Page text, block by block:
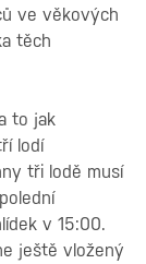
ve věkových
těch
to jak
lodí
tři lodě musí
v 15:00.
ještě vložený